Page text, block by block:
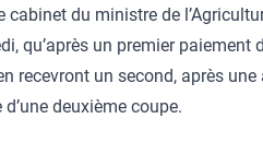
cabinet du ministre de
qu’après un premier paiement
recevront un second, après une
deuxième coupe.